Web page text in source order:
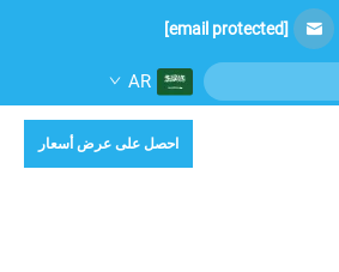
[email protected]
AR
احصل على عرض أسعار